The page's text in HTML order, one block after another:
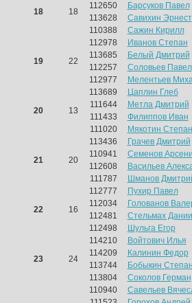
18 18
112650
Барсуков Павел
113628
Савихин Эрнест
110388
Сажин Кирилл
19 22
112978
Иванов Степан
113685
Белый Дмитрий
112257
Соловьев Павел
112977
Мелентьев
20 13
113689
Цаплин Глеб
111644
Метла Дмитрий
111433
Филиппов Иван
111020
Мякотин Степан
21 20
113436
Грачев Дмитрий
110941
Семенов
112608
Васильев
111787
Шманов
22 16
112777
Пухир Павел
112034
Голованов
112481
Стельмах
112498
Шульга Егор
23 24
114210
Войтович Илья
114209
Калинин Федор
113744
Бобыкин
113804
Соколов Герман
110940
Савельев